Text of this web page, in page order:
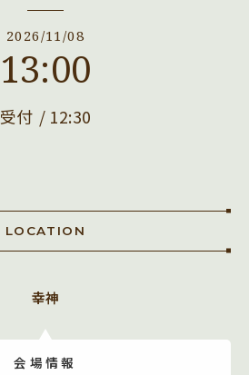
2026/11/08
13:00
受付 12:30
LOCATION
幸神
会場情報